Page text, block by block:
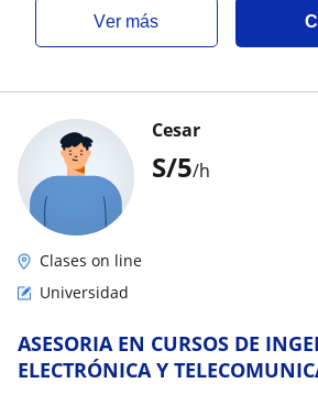
ver más
S/5/h
Cesar
Clases on line
Universidad
ASESORIA EN CURSOS DE
ELECTRÓNICA Y